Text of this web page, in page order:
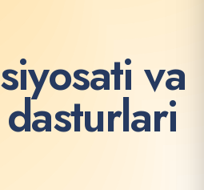
siyosati va
dasturlari